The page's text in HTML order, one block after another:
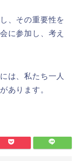
、その重要性を
に参加し、考え
は、私たち一人
あります。